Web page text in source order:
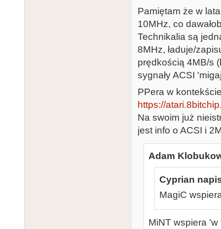
Pamiętam że w
10MHz, co
Technikalia są
8MHz, ładuje/
prędkością 4MB/s
sygnały ACSI
PPera w
https://
Na swoim już
jest info o ACSI i
Adam
Cyprian
MagiC
MiNT wspiera